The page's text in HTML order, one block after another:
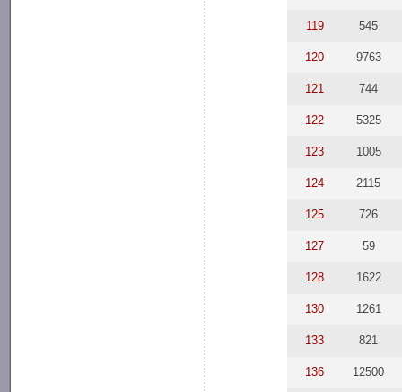
119 545
120 9763
121 744
122 5325
123 1005
124 2115
125 726
127 59
128 1622
130 1261
133 821
136 12500